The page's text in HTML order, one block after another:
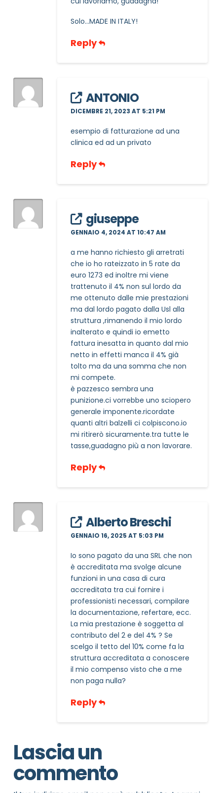
Solo…MADE IN ITALY!
Reply
ANTONIO
DICEMBRE 21, 2023 AT 5:21 PM
esempio di fatturazione ad una
clinica ed ad un privato
Reply
giuseppe
GENNAIO 4, 2024 AT 10:47 AM
a me hanno richiesto gli arretrati
che io ho rateizzato in 5 rate da
euro 1273 ed inoltre mi viene
trattenuto il 4% non sul lordo da
me ottenuto dalle mie prestazioni
ma dal lordo pagato dalla Usl alla
struttura ,rimanendo il mio lordo
inalterato e quindi io emetto
fattura inesatta in quanto dal mio
netto in effetti manca il 4% già
tolto ma da una somma che non
mi compete.
è pazzesco sembra una
punizione.ci vorrebbe uno sciopero
generale imponente.ricordate
quanti altri balzelli ci colpiscono.io
mi ritirerò sicuramente.tra tutte le
tasse,guadagno più a non lavorare.
Reply
Alberto Breschi
GENNAIO 16, 2025 AT 5:03 PM
Io sono pagato da una SRL che non
è accreditata ma svolge alcune
funzioni in una casa di cura
accreditata tra cui fornire i
professionisti necessari, compilare
la documentazione, refertare, ecc.
La mia prestazione è soggetta al
contributo del 2 e del 4% ? Se
scelgo il tetto del 10% come fa la
struttura accreditata a conoscere
il mio compenso visto che a me
non paga nulla?
Reply
Lascia un
commento
MAIL REFERENTE
MOTIVO DEL CONTATTO*
Informativa Privacy
Ho preso visione dell'informativa privacy
Privacy Policy completa
Desidero rimanere aggiornato sulle ultime
novità dell'Associazione tramite l'iscrizione alla